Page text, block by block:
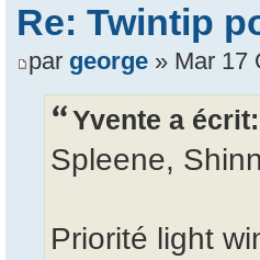
Re: Twintip
par george » Mar 17
Yvente a écrit:
Spleene,
Priorité light